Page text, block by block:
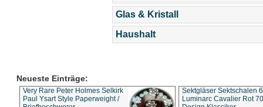
Glas & Kristall
Haushalt
Neueste Einträge:
Very Rare Peter Holmes Selkirk
Paul Ysart Style Paperweight /
Sektgläser Sektschalen
Luminarc Cavalier Rot